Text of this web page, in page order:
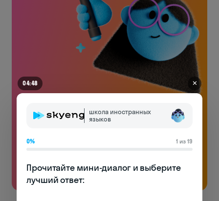
Английский на чемоданах
лексика и много практики
Бесплатно
04:48 ✕
школа иностранных
языков
0% 1 из 19
Прочитайте мини-диалог и выберите
лучший ответ: